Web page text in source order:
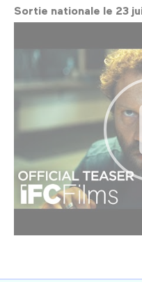
Sortie nationale le 23